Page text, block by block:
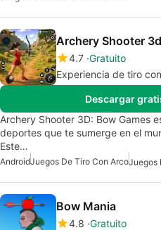
Archery Shooter
4.7 Gratuito
Experiencia de tiro
Descargar
Archery Shooter 3D: Bow Games
deportes que te sumerge en el
Este…
AndroidJuegos De Tiro Con ArcoJuegos
Bow Mania
4.8 Gratuito